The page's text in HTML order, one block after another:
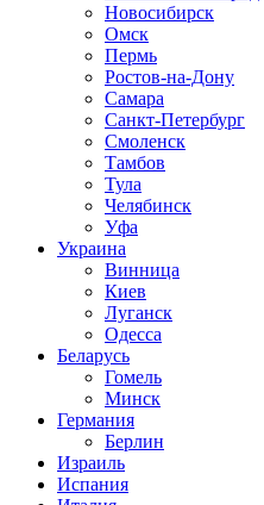
Новосибирск
Омск
Пермь
Ростов-на-Дону
Самара
Санкт-Петербург
Смоленск
Тамбов
Тула
Челябинск
Уфа
Украина
Винница
Киев
Луганск
Одесса
Беларусь
Гомель
Минск
Германия
Берлин
Израиль
Испания